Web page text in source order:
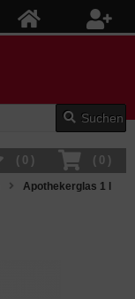
Suchen
( 0 )
( 0 )
Apothekerglas 1 l